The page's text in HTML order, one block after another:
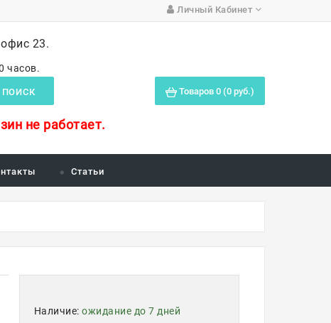
Личный Кабинет
23.
часов.
ПОИСК Товаров 0 (0 руб.)
не работает.
Статьи
Наличие: ожидание до 7 дней